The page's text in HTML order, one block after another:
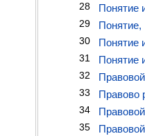
28 Понятие
29 Понятие,
30 Понятие
31 Понятие
32
33 Правово
34
35